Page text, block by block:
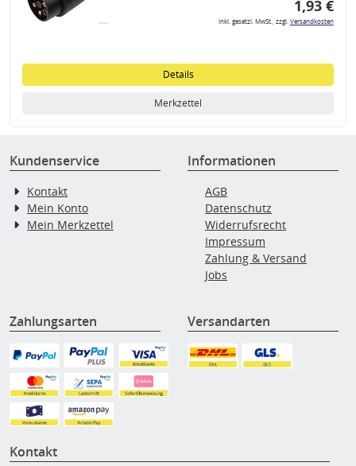
1,93 €
inkl. gesetzl. MwSt., zzgl.Versandkosten
Details
Merkzettel
Kundenservice
Kontakt
Mein Konto
Mein Merkzettel
Informationen
AGB
Datenschutz
Widerrufsrecht
Impressum
Zahlung & Versand
Jobs
Zahlungsarten Versandarten
Kontakt